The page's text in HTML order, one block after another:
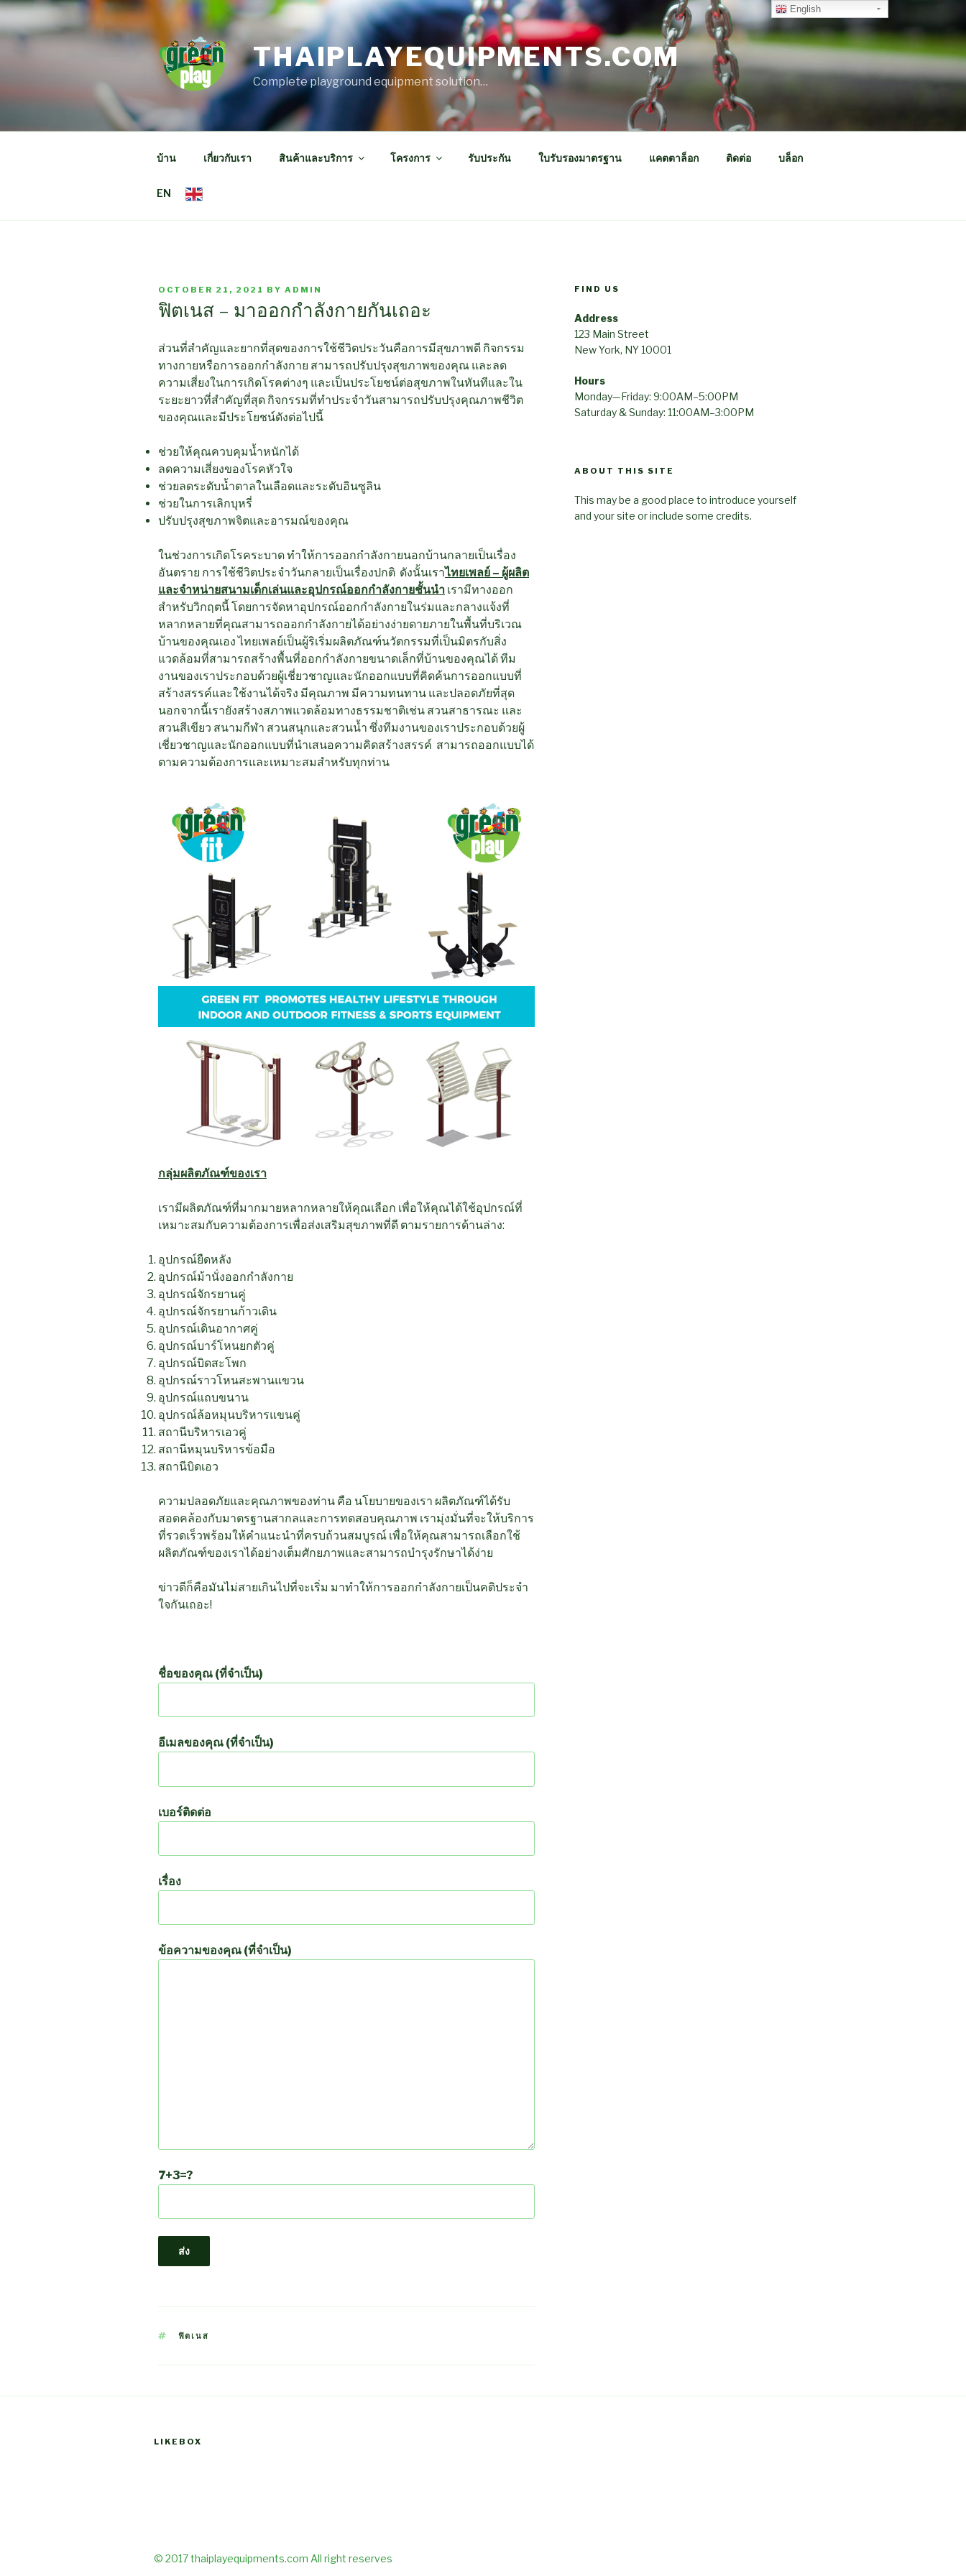
Skip
to
content
THAIPLAYEQUIPMENTS.COM
Complete playground equipment solution…
บ้าน เกี่ยวกับเรา สินค้าและบริการ โครงการ รับประกัน ใบรับรองมาตรฐาน แคตตาล็อก ติดต่อ บล็อก
EN
POSTED
ON
OCTOBER 21, 2021 BY ADMIN
ฟิตเนส – มาออกกำลังกายกันเถอะ
ส่วนที่สำคัญและยากที่สุดของการใช้ชีวิตประวันคือการมีสุขภาพดี กิจกรรม
ทางกายหรือการออกกำลังกาย สามารถปรับปรุงสุขภาพของคุณ และลด
ความเสี่ยงในการเกิดโรคต่างๆ และเป็นประโยชน์ต่อสุขภาพในทันทีและใน
ระยะยาวที่สำคัญที่สุด กิจกรรมที่ทำประจำวันสามารถปรับปรุงคุณภาพชีวิต
ของคุณและมีประโยชน์ดังต่อไปนี้
ช่วยให้คุณควบคุมน้ำหนักได้
ลดความเสี่ยงของโรคหัวใจ
ช่วยลดระดับน้ำตาลในเลือดและระดับอินซูลิน
ช่วยในการเลิกบุหรี่
ปรับปรุงสุขภาพจิตและอารมณ์ของคุณ
ในช่วงการเกิดโรคระบาด ทำให้การออกกำลังกายนอกบ้านกลายเป็นเรื่อง
อันตราย การใช้ชีวิตประจำวันกลายเป็นเรื่องปกติ ดังนั้นเราไทยเพลย์ – ผู้ผลิต
และจำหน่ายสนามเด็กเล่นและอุปกรณ์ออกกำลังกายชั้นนำ เรามีทางออก
สำหรับวิกฤตนี้ โดยการจัดหาอุปกรณ์ออกกำลังกายในร่มและกลางแจ้งที่
หลากหลายที่คุณสามารถออกกำลังกายได้อย่างง่ายดายภายในพื้นที่บริเวณ
บ้านของคุณเอง ไทยเพลย์เป็นผู้ริเริ่มผลิตภัณฑ์นวัตกรรมที่เป็นมิตรกับสิ่ง
แวดล้อมที่สามารถสร้างพื้นที่ออกกำลังกายขนาดเล็กที่บ้านของคุณได้ ทีม
งานของเราประกอบด้วยผู้เชี่ยวชาญและนักออกแบบที่คิดค้นการออกแบบที่
สร้างสรรค์และใช้งานได้จริง มีคุณภาพ มีความทนทาน และปลอดภัยที่สุด
นอกจากนี้เรายังสร้างสภาพแวดล้อมทางธรรมชาติเช่น สวนสาธารณะ และ
สวนสีเขียว สนามกีฬา สวนสนุกและสวนน้ำ ซึ่งทีมงานของเราประกอบด้วยผู้
เชี่ยวชาญและนักออกแบบที่นำเสนอความคิดสร้างสรรค์ สามารถออกแบบได้
ตามความต้องการและเหมาะสมสำหรับทุกท่าน
กลุ่มผลิตภัณฑ์ของเรา
เรามีผลิตภัณฑ์ที่มากมายหลากหลายให้คุณเลือก เพื่อให้คุณได้ใช้อุปกรณ์ที่
เหมาะสมกับความต้องการเพื่อส่งเสริมสุขภาพที่ดี ตามรายการด้านล่าง:
อุปกรณ์ยืดหลัง
อุปกรณ์ม้านั่งออกกำลังกาย
อุปกรณ์จักรยานคู่
อุปกรณ์จักรยานก้าวเดิน
อุปกรณ์เดินอากาศคู่
อุปกรณ์บาร์โหนยกตัวคู่
อุปกรณ์บิดสะโพก
อุปกรณ์ราวโหนสะพานแขวน
อุปกรณ์แถบขนาน
อุปกรณ์ล้อหมุนบริหารแขนคู่
สถานีบริหารเอวคู่
สถานีหมุนบริหารข้อมือ
สถานีบิดเอว
ความปลอดภัยและคุณภาพของท่าน คือ นโยบายของเรา ผลิตภัณฑ์ได้รับ
สอดคล้องกับมาตรฐานสากลและการทดสอบคุณภาพ เรามุ่งมั่นที่จะให้บริการ
ที่รวดเร็วพร้อมให้คำแนะนำที่ครบถ้วนสมบูรณ์ เพื่อให้คุณสามารถเลือกใช้
ผลิตภัณฑ์ของเราได้อย่างเต็มศักยภาพและสามารถบำรุงรักษาได้ง่าย
ข่าวดีก็คือมันไม่สายเกินไปที่จะเริ่ม มาทำให้การออกกำลังกายเป็นคติประจำ
ใจกันเถอะ!
ชื่อของคุณ (ที่จำเป็น)
อีเมลของคุณ (ที่จำเป็น)
เบอร์ติดต่อ
เรื่อง
ข้อความของคุณ (ที่จำเป็น)
7+3=?
TAGS
ฟิตเนส
FIND US
Address
123 Main Street
New York, NY 10001
Hours
Monday—Friday: 9:00AM–5:00PM
Saturday & Sunday: 11:00AM–3:00PM
ABOUT THIS SITE
This may be a good place to introduce yourself
and your site or include some credits.
LIKEBOX
© 2017 thaiplayequipments.com All right reserves
English